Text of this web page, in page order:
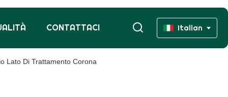
CONTATTACI Italian
Lato Di Trattamento Corona